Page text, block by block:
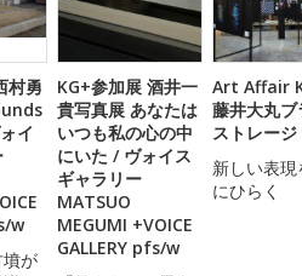
村勇
イ
w
が
KG+参加展 酒井一
貴写真展 あなたは
いつも私の心の中
にいた / ヴォイス
ギャラリー
MATSUO
MEGUMI +VOICE
GALLERY pfs/w
Art Affair
藤井大丸ブ
ストレージ
新しい表
にひらく